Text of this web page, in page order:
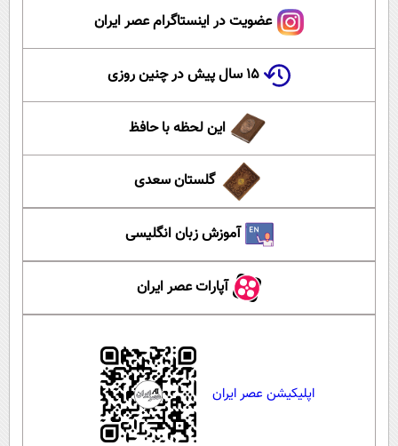
عضویت در اینستاگرام عصر ایران
۱۵ سال پیش در چنین روزی
این لحظه با حافظ
گلستان سعدی
آموزش زبان انگلیسی
آپارات عصر ایران
اپلیکیشن عصر ایران